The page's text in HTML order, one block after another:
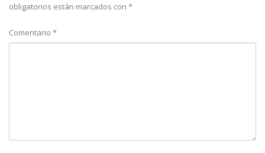
obligatorios están marcados con *
Comentario *